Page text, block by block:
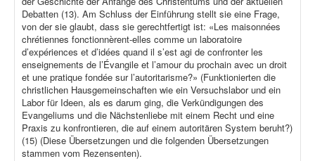
Debatten (13). Am Schluss der Einführung stellt sie eine Frage,
von der sie glaubt, dass sie gerechtfertigt ist: «Les maisonnées
chrétiennes fonctionnèrent-elles comme un laboratoire
d’expériences et d’idées quand il s’est agi de confronter les
enseignements de l’Évangile et l’amour du prochain avec un droit
et une pratique fondée sur l’autoritarisme?» (Funktionierten die
christlichen Hausgemeinschaften wie ein Versuchslabor und ein
Labor für Ideen, als es darum ging, die Verkündigungen des
Evangeliums und die Nächstenliebe mit einem Recht und eine
Praxis zu konfrontieren, die auf einem autoritären System beruht?)
(15) (Diese Übersetzungen und die folgenden Übersetzungen
stammen vom Rezensenten).